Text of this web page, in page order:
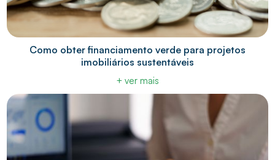
Como obter financiamento verde para projetos
imobiliários sustentáveis
+ ver mais